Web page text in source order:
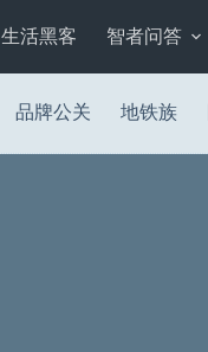
生活黑客 智者问答
品牌公关 地铁族